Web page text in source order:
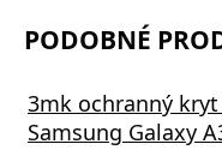
PODOBNÉ
3mk ochranný
Samsung Galaxy